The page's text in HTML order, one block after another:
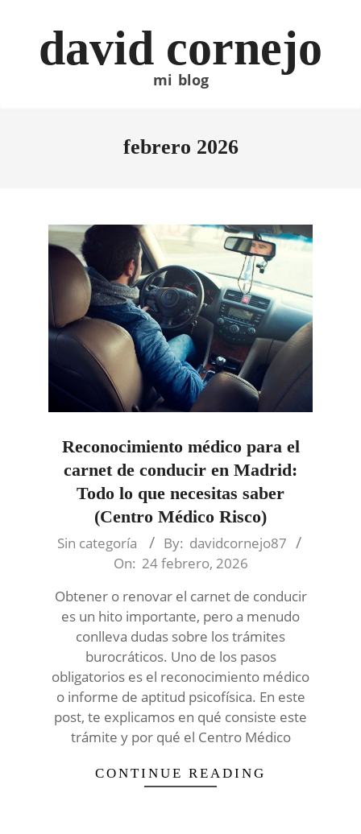
contentdavid cornejo
mi blog
febrero 2026
Reconocimiento médico para el
carnet de conducir en Madrid:
Todo lo que necesitas saber
(Centro Médico Risco)
2026-
Sin categoría By: davidcornejo87
On: 24 febrero, 2026
Obtener o renovar el carnet de conducir
es un hito importante, pero a menudo
conlleva dudas sobre los trámites
burocráticos. Uno de los pasos
obligatorios es el reconocimiento médico
o informe de aptitud psicofísica. En este
post, te explicamos en qué consiste este
trámite y por qué el Centro Médico
CONTINUE READING